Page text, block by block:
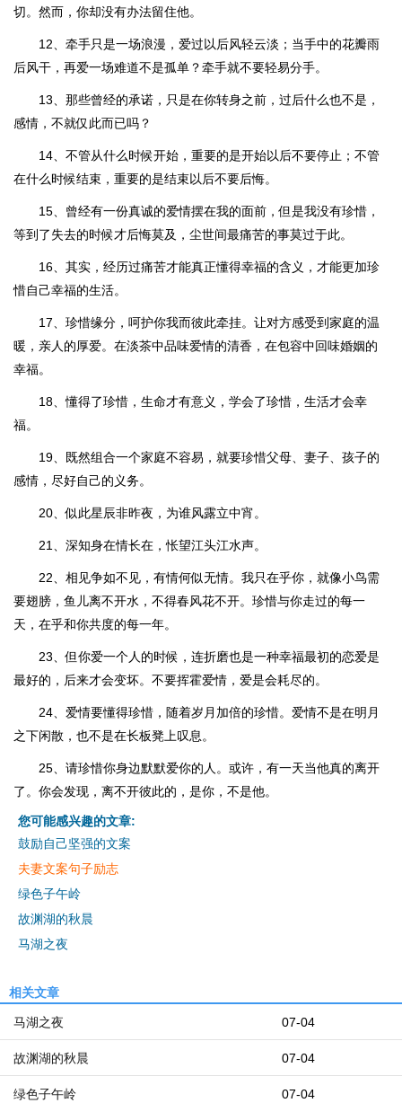
切。然而，你却没有办法留住他。
12、牵手只是一场浪漫，爱过以后风轻云淡；当手中的花瓣雨
后风干，再爱一场难道不是孤单？牵手就不要轻易分手。
13、那些曾经的承诺，只是在你转身之前，过后什么也不是，
感情，不就仅此而已吗？
14、不管从什么时候开始，重要的是开始以后不要停止；不管
在什么时候结束，重要的是结束以后不要后悔。
15、曾经有一份真诚的爱情摆在我的面前，但是我没有珍惜，
等到了失去的时候才后悔莫及，尘世间最痛苦的事莫过于此。
16、其实，经历过痛苦才能真正懂得幸福的含义，才能更加珍
惜自己幸福的生活。
17、珍惜缘分，呵护你我而彼此牵挂。让对方感受到家庭的温
暖，亲人的厚爱。在淡茶中品味爱情的清香，在包容中回味婚姻的
幸福。
18、懂得了珍惜，生命才有意义，学会了珍惜，生活才会幸
福。
19、既然组合一个家庭不容易，就要珍惜父母、妻子、孩子的
感情，尽好自己的义务。
20、似此星辰非昨夜，为谁风露立中宵。
21、深知身在情长在，怅望江头江水声。
22、相见争如不见，有情何似无情。我只在乎你，就像小鸟需
要翅膀，鱼儿离不开水，不得春风花不开。珍惜与你走过的每一
天，在乎和你共度的每一年。
23、但你爱一个人的时候，连折磨也是一种幸福最初的恋爱是
最好的，后来才会变坏。不要挥霍爱情，爱是会耗尽的。
24、爱情要懂得珍惜，随着岁月加倍的珍惜。爱情不是在明月
之下闲散，也不是在长板凳上叹息。
25、请珍惜你身边默默爱你的人。或许，有一天当他真的离开
了。你会发现，离不开彼此的，是你，不是他。
您可能感兴趣的文章:
鼓励自己坚强的文案
夫妻文案句子励志
绿色子午岭
故渊湖的秋晨
马湖之夜
相关文章
07-04
马湖之夜
07-04
故渊湖的秋晨
07-04
绿色子午岭